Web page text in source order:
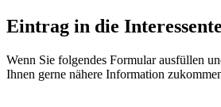
Eintrag in die
Wenn Sie folgendes Formular ausfüllen
Ihnen gerne nähere Information